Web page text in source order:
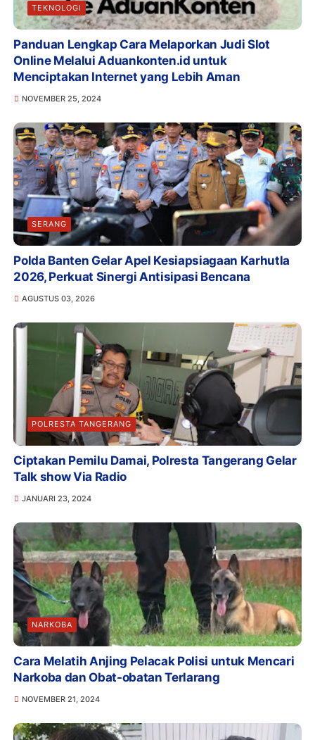
TEKNOLOGI
Panduan Lengkap Cara Melaporkan Judi Slot
Online Melalui Aduankonten.id untuk
Menciptakan Internet yang Lebih Aman
NOVEMBER 25, 2024
SERANG
Polda Banten Gelar Apel Kesiapsiagaan Karhutla
2026, Perkuat Sinergi Antisipasi Bencana
AGUSTUS 03, 2026
POLRESTA TANGERANG
Ciptakan Pemilu Damai, Polresta Tangerang Gelar
Talk show Via Radio
JANUARI 23, 2024
NARKOBA
Cara Melatih Anjing Pelacak Polisi untuk Mencari
Narkoba dan Obat-obatan Terlarang
NOVEMBER 21, 2024